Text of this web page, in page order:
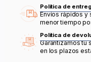
Política de
Envíos rápidos y
menor tiempo
Política de
Garantizamos tu
en los plazos